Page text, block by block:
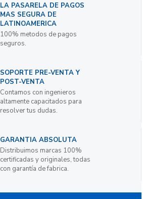
LA PASARELA DE PAGOS
MAS SEGURA DE
LATINOAMERICA
100% metodos de pagos
seguros.
SOPORTE PRE-VENTA Y
POST-VENTA
Contamos con ingenieros
altamente capacitados para
resolver tus dudas.
GARANTIA ABSOLUTA
Distribuimos marcas 100%
certificadas y originales, todas
con garantía de fabrica.